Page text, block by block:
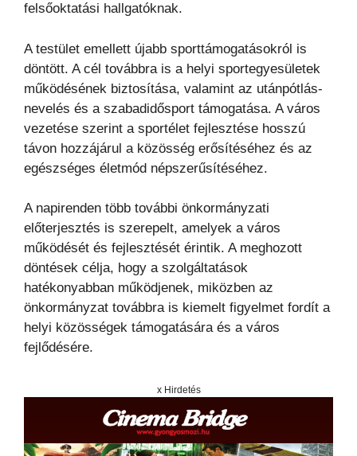
felsőoktatási hallgatóknak.
A testület emellett újabb sporttámogatásokról is
döntött. A cél továbbra is a helyi sportegyesületek
működésének biztosítása, valamint az utánpótlás-
nevelés és a szabadidősport támogatása. A város
vezetése szerint a sportélet fejlesztése hosszú
távon hozzájárul a közösség erősítéséhez és az
egészséges életmód népszerűsítéséhez.
A napirenden több további önkormányzati
előterjesztés is szerepelt, amelyek a város
működését és fejlesztését érintik. A meghozott
döntések célja, hogy a szolgáltatások
hatékonyabban működjenek, miközben az
önkormányzat továbbra is kiemelt figyelmet fordít a
helyi közösségek támogatására és a város
fejlődésére.
x Hirdetés